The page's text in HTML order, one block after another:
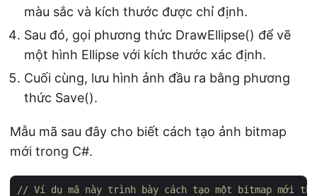
màu sắc và kích thước được chỉ định.
Sau đó, gọi phương thức DrawEllipse() để vẽ
một hình Ellipse với kích thước xác định.
Cuối cùng, lưu hình ảnh đầu ra bằng phương
thức Save().
Mẫu mã sau đây cho biết cách tạo ảnh bitmap
mới trong C#.
// Ví dụ mã này trình bày cách tạo một bitmap mới